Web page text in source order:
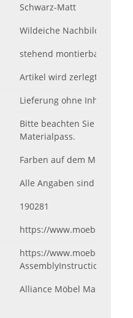
Schwarz-Matt
Wildeiche Nachbildung
stehend montierbar
Artikel wird zerlegt mit
Lieferung ohne Inhalt,
Bitte beachten Sie die
Materialpass.
Farben auf dem Monitor
Alle Angaben sind ca.-
190281
https://
https://
AssemblyInstructions.pdf
Alliance Möbel Marketing